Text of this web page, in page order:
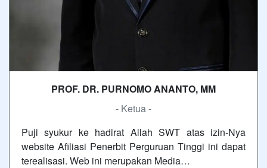
PROF. DR. PURNOMO ANANTO, MM
- Ketua -
Puji syukur ke hadirat Allah SWT atas izin-Nya
website Afiliasi Penerbit Perguruan Tinggi ini dapat
terealisasi. Web ini merupakan Media…